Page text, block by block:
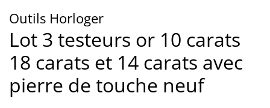
Outils Horloger
Lot 3 testeurs or 10 carats
18 carats et 14 carats avec
pierre de touche neuf